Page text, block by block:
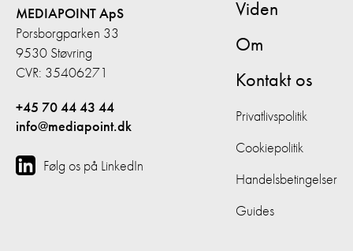
MEDIAPOINT ApS
Porsborgparken 33
9530 Støvring
CVR: 35406271
+45 70 44 43 44
info@mediapoint.dk
Følg os på LinkedIn
Viden
Om
Kontakt os
Privatlivspolitik
Cookiepolitik
Handelsbetingelser
Guides